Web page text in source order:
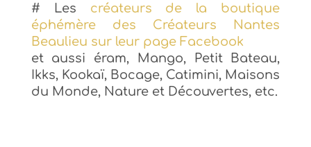
# Les créateurs de la boutique
éphémère des Créateurs Nantes
Beaulieu sur leur page Facebook
et aussi éram, Mango, Petit Bateau,
Ikks, Kookaï, Bocage, Catimini, Maisons
du Monde, Nature et Découvertes, etc.